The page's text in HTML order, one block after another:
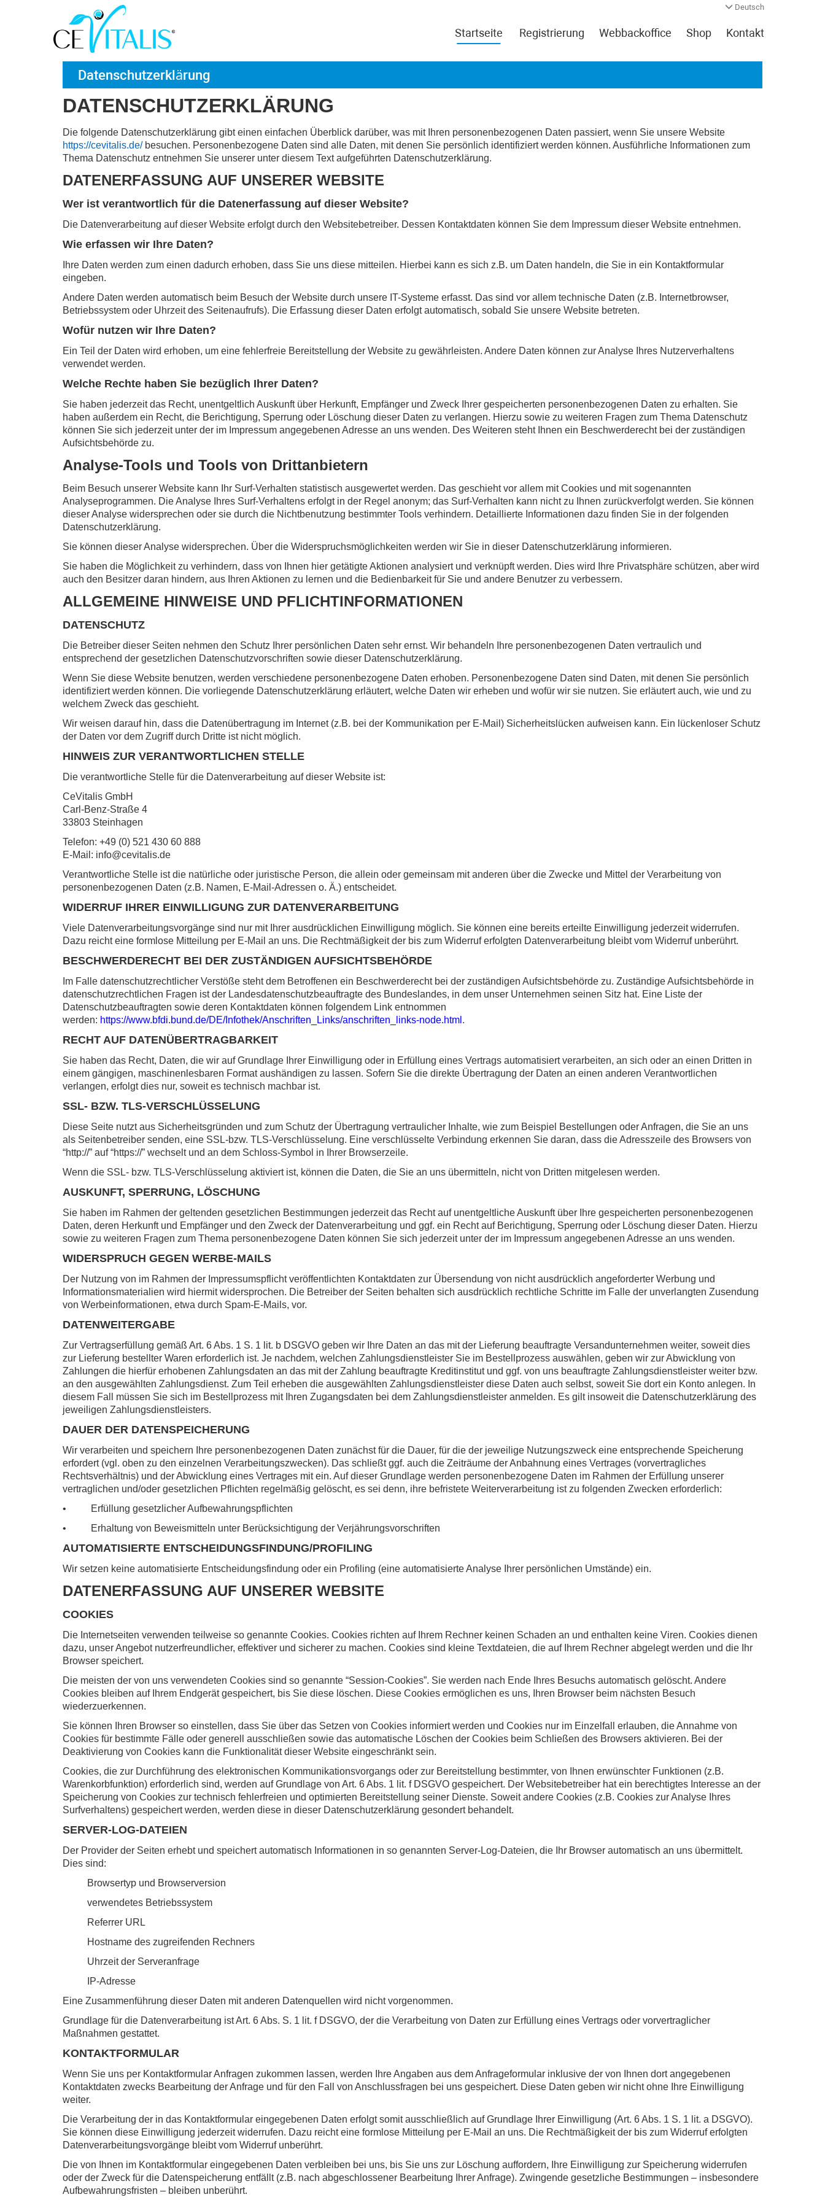
Deutsch
Startseite Registrierung Webbackoffice Shop Kontakt
Datenschutzerklärung
DATENSCHUTZERKLÄRUNG
Die folgende Datenschutzerklärung gibt einen einfachen Überblick darüber, was mit Ihren personenbezogenen Daten passiert, wenn Sie unsere Website
https://cevitalis.de/besuchen. Personenbezogene Daten sind alle Daten, mit denen Sie persönlich identifiziert werden können. Ausführliche Informationen zum
Thema Datenschutz entnehmen Sie unserer unter diesem Text aufgeführten Datenschutzerklärung.
DATENERFASSUNG AUF UNSERER WEBSITE
Wer ist verantwortlich für die Datenerfassung auf dieser Website?
Die Datenverarbeitung auf dieser Website erfolgt durch den Websitebetreiber. Dessen Kontaktdaten können Sie dem Impressum dieser Website entnehmen.
Wie erfassen wir Ihre Daten?
Ihre Daten werden zum einen dadurch erhoben, dass Sie uns diese mitteilen. Hierbei kann es sich z.B. um Daten handeln, die Sie in ein Kontaktformular
eingeben.
Andere Daten werden automatisch beim Besuch der Website durch unsere IT-Systeme erfasst. Das sind vor allem technische Daten (z.B. Internetbrowser,
Betriebssystem oder Uhrzeit des Seitenaufrufs). Die Erfassung dieser Daten erfolgt automatisch, sobald Sie unsere Website betreten.
Wofür nutzen wir Ihre Daten?
Ein Teil der Daten wird erhoben, um eine fehlerfreie Bereitstellung der Website zu gewährleisten. Andere Daten können zur Analyse Ihres Nutzerverhaltens
verwendet werden.
Welche Rechte haben Sie bezüglich Ihrer Daten?
Sie haben jederzeit das Recht, unentgeltlich Auskunft über Herkunft, Empfänger und Zweck Ihrer gespeicherten personenbezogenen Daten zu erhalten. Sie
haben außerdem ein Recht, die Berichtigung, Sperrung oder Löschung dieser Daten zu verlangen. Hierzu sowie zu weiteren Fragen zum Thema Datenschutz
können Sie sich jederzeit unter der im Impressum angegebenen Adresse an uns wenden. Des Weiteren steht Ihnen ein Beschwerderecht bei der zuständigen
Aufsichtsbehörde zu.
Analyse-Tools und Tools von Drittanbietern
Beim Besuch unserer Website kann Ihr Surf-Verhalten statistisch ausgewertet werden. Das geschieht vor allem mit Cookies und mit sogenannten
Analyseprogrammen. Die Analyse Ihres Surf-Verhaltens erfolgt in der Regel anonym; das Surf-Verhalten kann nicht zu Ihnen zurückverfolgt werden. Sie können
dieser Analyse widersprechen oder sie durch die Nichtbenutzung bestimmter Tools verhindern. Detaillierte Informationen dazu finden Sie in der folgenden
Datenschutzerklärung.
Sie können dieser Analyse widersprechen. Über die Widerspruchsmöglichkeiten werden wir Sie in dieser Datenschutzerklärung informieren.
Sie haben die Möglichkeit zu verhindern, dass von Ihnen hier getätigte Aktionen analysiert und verknüpft werden. Dies wird Ihre Privatsphäre schützen, aber wird
auch den Besitzer daran hindern, aus Ihren Aktionen zu lernen und die Bedienbarkeit für Sie und andere Benutzer zu verbessern.
ALLGEMEINE HINWEISE UND PFLICHTINFORMATIONEN
DATENSCHUTZ
Die Betreiber dieser Seiten nehmen den Schutz Ihrer persönlichen Daten sehr ernst. Wir behandeln Ihre personenbezogenen Daten vertraulich und
entsprechend der gesetzlichen Datenschutzvorschriften sowie dieser Datenschutzerklärung.
Wenn Sie diese Website benutzen, werden verschiedene personenbezogene Daten erhoben. Personenbezogene Daten sind Daten, mit denen Sie persönlich
identifiziert werden können. Die vorliegende Datenschutzerklärung erläutert, welche Daten wir erheben und wofür wir sie nutzen. Sie erläutert auch, wie und zu
welchem Zweck das geschieht.
Wir weisen darauf hin, dass die Datenübertragung im Internet (z.B. bei der Kommunikation per E-Mail) Sicherheitslücken aufweisen kann. Ein lückenloser Schutz
der Daten vor dem Zugriff durch Dritte ist nicht möglich.
HINWEIS ZUR VERANTWORTLICHEN STELLE
Die verantwortliche Stelle für die Datenverarbeitung auf dieser Website ist:
CeVitalis GmbH
Carl-Benz-Straße 4
33803 Steinhagen
Telefon: +49 (0) 521 430 60 888
E-Mail: info@cevitalis.de
Verantwortliche Stelle ist die natürliche oder juristische Person, die allein oder gemeinsam mit anderen über die Zwecke und Mittel der Verarbeitung von
personenbezogenen Daten (z.B. Namen, E-Mail-Adressen o. Ä.) entscheidet.
WIDERRUF IHRER EINWILLIGUNG ZUR DATENVERARBEITUNG
Viele Datenverarbeitungsvorgänge sind nur mit Ihrer ausdrücklichen Einwilligung möglich. Sie können eine bereits erteilte Einwilligung jederzeit widerrufen.
Dazu reicht eine formlose Mitteilung per E-Mail an uns. Die Rechtmäßigkeit der bis zum Widerruf erfolgten Datenverarbeitung bleibt vom Widerruf unberührt.
BESCHWERDERECHT BEI DER ZUSTÄNDIGEN AUFSICHTSBEHÖRDE
Im Falle datenschutzrechtlicher Verstöße steht dem Betroffenen ein Beschwerderecht bei der zuständigen Aufsichtsbehörde zu. Zuständige Aufsichtsbehörde in
datenschutzrechtlichen Fragen ist der Landesdatenschutzbeauftragte des Bundeslandes, in dem unser Unternehmen seinen Sitz hat. Eine Liste der
Datenschutzbeauftragten sowie deren Kontaktdaten können folgendem Link entnommen
werden: https://www.bfdi.bund.de/DE/Infothek/Anschriften_Links/anschriften_links-node.html .
RECHT AUF DATENÜBERTRAGBARKEIT
Sie haben das Recht, Daten, die wir auf Grundlage Ihrer Einwilligung oder in Erfüllung eines Vertrags automatisiert verarbeiten, an sich oder an einen Dritten in
einem gängigen, maschinenlesbaren Format aushändigen zu lassen. Sofern Sie die direkte Übertragung der Daten an einen anderen Verantwortlichen
verlangen, erfolgt dies nur, soweit es technisch machbar ist.
SSL- BZW. TLS-VERSCHLÜSSELUNG
Diese Seite nutzt aus Sicherheitsgründen und zum Schutz der Übertragung vertraulicher Inhalte, wie zum Beispiel Bestellungen oder Anfragen, die Sie an uns
als Seitenbetreiber senden, eine SSL-bzw. TLS-Verschlüsselung. Eine verschlüsselte Verbindung erkennen Sie daran, dass die Adresszeile des Browsers von
“http://” auf “https://” wechselt und an dem Schloss-Symbol in Ihrer Browserzeile.
Wenn die SSL- bzw. TLS-Verschlüsselung aktiviert ist, können die Daten, die Sie an uns übermitteln, nicht von Dritten mitgelesen werden.
AUSKUNFT, SPERRUNG, LÖSCHUNG
Sie haben im Rahmen der geltenden gesetzlichen Bestimmungen jederzeit das Recht auf unentgeltliche Auskunft über Ihre gespeicherten personenbezogenen
Daten, deren Herkunft und Empfänger und den Zweck der Datenverarbeitung und ggf. ein Recht auf Berichtigung, Sperrung oder Löschung dieser Daten. Hierzu
sowie zu weiteren Fragen zum Thema personenbezogene Daten können Sie sich jederzeit unter der im Impressum angegebenen Adresse an uns wenden.
WIDERSPRUCH GEGEN WERBE-MAILS
Der Nutzung von im Rahmen der Impressumspflicht veröffentlichten Kontaktdaten zur Übersendung von nicht ausdrücklich angeforderter Werbung und
Informationsmaterialien wird hiermit widersprochen. Die Betreiber der Seiten behalten sich ausdrücklich rechtliche Schritte im Falle der unverlangten Zusendung
von Werbeinformationen, etwa durch Spam-E-Mails, vor.
DATENWEITERGABE
Zur Vertragserfüllung gemäß Art. 6 Abs. 1 S. 1 lit. b DSGVO geben wir Ihre Daten an das mit der Lieferung beauftragte Versandunternehmen weiter, soweit dies
zur Lieferung bestellter Waren erforderlich ist. Je nachdem, welchen Zahlungsdienstleister Sie im Bestellprozess auswählen, geben wir zur Abwicklung von
Zahlungen die hierfür erhobenen Zahlungsdaten an das mit der Zahlung beauftragte Kreditinstitut und ggf. von uns beauftragte Zahlungsdienstleister weiter bzw.
an den ausgewählten Zahlungsdienst. Zum Teil erheben die ausgewählten Zahlungsdienstleister diese Daten auch selbst, soweit Sie dort ein Konto anlegen. In
diesem Fall müssen Sie sich im Bestellprozess mit Ihren Zugangsdaten bei dem Zahlungsdienstleister anmelden. Es gilt insoweit die Datenschutzerklärung des
jeweiligen Zahlungsdienstleisters.
DAUER DER DATENSPEICHERUNG
Wir verarbeiten und speichern Ihre personenbezogenen Daten zunächst für die Dauer, für die der jeweilige Nutzungszweck eine entsprechende Speicherung
erfordert (vgl. oben zu den einzelnen Verarbeitungszwecken). Das schließt ggf. auch die Zeiträume der Anbahnung eines Vertrages (vorvertragliches
Rechtsverhältnis) und der Abwicklung eines Vertrages mit ein. Auf dieser Grundlage werden personenbezogene Daten im Rahmen der Erfüllung unserer
vertraglichen und/oder gesetzlichen Pflichten regelmäßig gelöscht, es sei denn, ihre befristete Weiterverarbeitung ist zu folgenden Zwecken erforderlich:
• Erfüllung gesetzlicher Aufbewahrungspflichten
• Erhaltung von Beweismitteln unter Berücksichtigung der Verjährungsvorschriften
AUTOMATISIERTE ENTSCHEIDUNGSFINDUNG/PROFILING
Wir setzen keine automatisierte Entscheidungsfindung oder ein Profiling (eine automatisierte Analyse Ihrer persönlichen Umstände) ein.
DATENERFASSUNG AUF UNSERER WEBSITE
COOKIES
Die Internetseiten verwenden teilweise so genannte Cookies. Cookies richten auf Ihrem Rechner keinen Schaden an und enthalten keine Viren. Cookies dienen
dazu, unser Angebot nutzerfreundlicher, effektiver und sicherer zu machen. Cookies sind kleine Textdateien, die auf Ihrem Rechner abgelegt werden und die Ihr
Browser speichert.
Die meisten der von uns verwendeten Cookies sind so genannte “Session-Cookies”. Sie werden nach Ende Ihres Besuchs automatisch gelöscht. Andere
Cookies bleiben auf Ihrem Endgerät gespeichert, bis Sie diese löschen. Diese Cookies ermöglichen es uns, Ihren Browser beim nächsten Besuch
wiederzuerkennen.
Sie können Ihren Browser so einstellen, dass Sie über das Setzen von Cookies informiert werden und Cookies nur im Einzelfall erlauben, die Annahme von
Cookies für bestimmte Fälle oder generell ausschließen sowie das automatische Löschen der Cookies beim Schließen des Browsers aktivieren. Bei der
Deaktivierung von Cookies kann die Funktionalität dieser Website eingeschränkt sein.
Cookies, die zur Durchführung des elektronischen Kommunikationsvorgangs oder zur Bereitstellung bestimmter, von Ihnen erwünschter Funktionen (z.B.
Warenkorbfunktion) erforderlich sind, werden auf Grundlage von Art. 6 Abs. 1 lit. f DSGVO gespeichert. Der Websitebetreiber hat ein berechtigtes Interesse an der
Speicherung von Cookies zur technisch fehlerfreien und optimierten Bereitstellung seiner Dienste. Soweit andere Cookies (z.B. Cookies zur Analyse Ihres
Surfverhaltens) gespeichert werden, werden diese in dieser Datenschutzerklärung gesondert behandelt.
SERVER-LOG-DATEIEN
Der Provider der Seiten erhebt und speichert automatisch Informationen in so genannten Server-Log-Dateien, die Ihr Browser automatisch an uns übermittelt.
Dies sind:
Browsertyp und Browserversion
verwendetes Betriebssystem
Referrer URL
Hostname des zugreifenden Rechners
Uhrzeit der Serveranfrage
IP-Adresse
Eine Zusammenführung dieser Daten mit anderen Datenquellen wird nicht vorgenommen.
Grundlage für die Datenverarbeitung ist Art. 6 Abs. S. 1 lit. f DSGVO, der die Verarbeitung von Daten zur Erfüllung eines Vertrags oder vorvertraglicher
Maßnahmen gestattet.
KONTAKTFORMULAR
Wenn Sie uns per Kontaktformular Anfragen zukommen lassen, werden Ihre Angaben aus dem Anfrageformular inklusive der von Ihnen dort angegebenen
Kontaktdaten zwecks Bearbeitung der Anfrage und für den Fall von Anschlussfragen bei uns gespeichert. Diese Daten geben wir nicht ohne Ihre Einwilligung
weiter.
Die Verarbeitung der in das Kontaktformular eingegebenen Daten erfolgt somit ausschließlich auf Grundlage Ihrer Einwilligung (Art. 6 Abs. 1 S. 1 lit. a DSGVO).
Sie können diese Einwilligung jederzeit widerrufen. Dazu reicht eine formlose Mitteilung per E-Mail an uns. Die Rechtmäßigkeit der bis zum Widerruf erfolgten
Datenverarbeitungsvorgänge bleibt vom Widerruf unberührt.
Die von Ihnen im Kontaktformular eingegebenen Daten verbleiben bei uns, bis Sie uns zur Löschung auffordern, Ihre Einwilligung zur Speicherung widerrufen
oder der Zweck für die Datenspeicherung entfällt (z.B. nach abgeschlossener Bearbeitung Ihrer Anfrage). Zwingende gesetzliche Bestimmungen – insbesondere
Aufbewahrungsfristen – bleiben unberührt.